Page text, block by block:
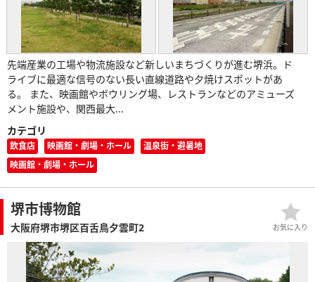
先端産業の工場や物流施設など新しいまちづくりが進む堺浜。ド
ライブに最適な信号のない長い直線道路や夕焼けスポットがあ
る。 また、映画館やボウリング場、レストランなどのアミューズ
メント施設や、関西最大...
カテゴリ
飲食店 映画館・劇場・ホール
温泉街・避暑地
映画館・劇場・ホール
堺市博物館
大阪府堺市堺区百舌鳥夕雲町2 お気に入り